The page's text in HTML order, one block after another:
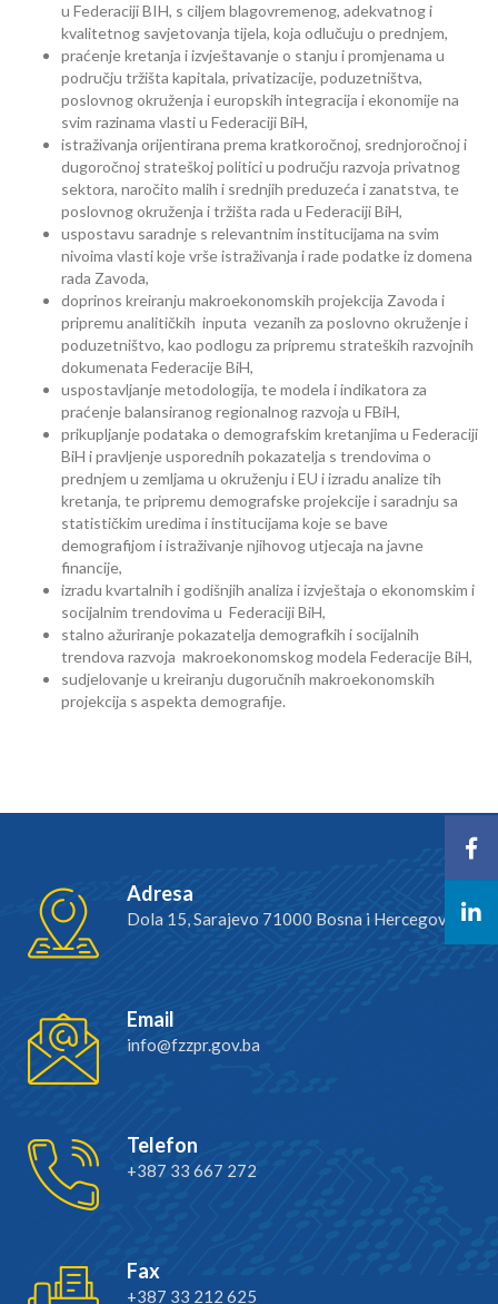
u Federaciji BIH, s ciljem blagovremenog, adekvatnog i
kvalitetnog savjetovanja tijela, koja odlučuju o prednjem,
praćenje kretanja i izvještavanje o stanju i promjenama u
području tržišta kapitala, privatizacije, poduzetništva,
poslovnog okruženja i europskih integracija i ekonomije na
svim razinama vlasti u Federaciji BiH,
istraživanja orijentirana prema kratkoročnoj, srednjoročnoj i
dugoročnoj strateškoj politici u području razvoja privatnog
sektora, naročito malih i srednjih preduzeća i zanatstva, te
poslovnog okruženja i tržišta rada u Federaciji BiH,
uspostavu saradnje s relevantnim institucijama na svim
nivoima vlasti koje vrše istraživanja i rade podatke iz domena
rada Zavoda,
doprinos kreiranju makroekonomskih projekcija Zavoda i
pripremu analitičkih inputa vezanih za poslovno okruženje i
poduzetništvo, kao podlogu za pripremu strateških razvojnih
dokumenata Federacije BiH,
uspostavljanje metodologija, te modela i indikatora za
praćenje balansiranog regionalnog razvoja u FBiH,
prikupljanje podataka o demografskim kretanjima u Federaciji
BiH i pravljenje usporednih pokazatelja s trendovima o
prednjem u zemljama u okruženju i EU i izradu analize tih
kretanja, te pripremu demografske projekcije i saradnju sa
statističkim uredima i institucijama koje se bave
demografijom i istraživanje njihovog utjecaja na javne
financije,
izradu kvartalnih i godišnjih analiza i izvještaja o ekonomskim i
socijalnim trendovima u Federaciji BiH,
stalno ažuriranje pokazatelja demografkih i socijalnih
trendova razvoja makroekonomskog modela Federacije BiH,
sudjelovanje u kreiranju dugoručnih makroekonomskih
projekcija s aspekta demografije.
Adresa
Dola 15, Sarajevo 71000 Bosna i Hercegovina
Email
info@fzzpr.gov.ba
Telefon
+387 33 667 272
Fax
+387 33 212 625